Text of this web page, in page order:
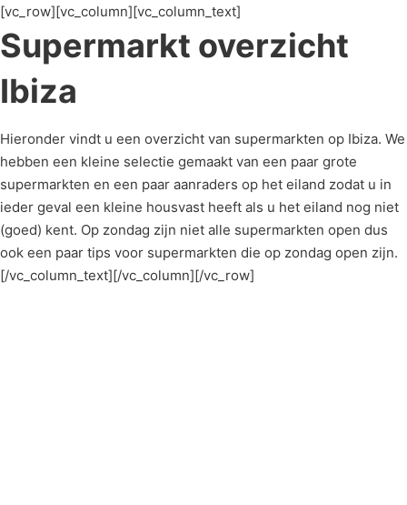
[vc_row][vc_column][vc_column_text]
Supermarkt overzicht
Ibiza
Hieronder vindt u een overzicht van supermarkten op Ibiza. We
hebben een kleine selectie gemaakt van een paar grote
supermarkten en een paar aanraders op het eiland zodat u in
ieder geval een kleine housvast heeft als u het eiland nog niet
(goed) kent. Op zondag zijn niet alle supermarkten open dus
ook een paar tips voor supermarkten die op zondag open zijn.
[/vc_column_text][/vc_column][/vc_row]